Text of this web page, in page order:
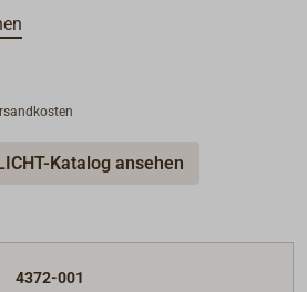
wird ein Bogen mit
Etiketten mitgeliefert.
über 6,3 mm-Flachsteckhülsen.
Katalog ansehen
4372-001